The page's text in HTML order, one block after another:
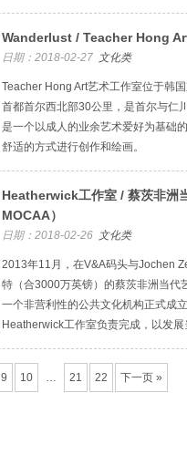
Wanderlust / Teacher Hong
日期：2018-02-27 文化类
Teacher Hong Art艺术工作室位于韩
首都首尔西北部30公里，是首尔与仁
是一个以成人的业余艺术爱好为基础
舒适的方式进行创作和绘画。
Heatherwick工作室 / 蔡茨非洲
MOCAA）
日期：2018-02-26 文化类
2013年11月，在V&A码头与Jochen
特（合3000万英镑）的蔡茨非洲当代
一个非营利性的公共文化机构正式成
Heatherwick工作室负责完成，以发
9 10 … 21 22 下一页 »